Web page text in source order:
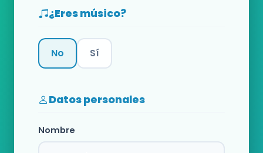
¿Eres músico?
No Sí
Datos personales
Nombre